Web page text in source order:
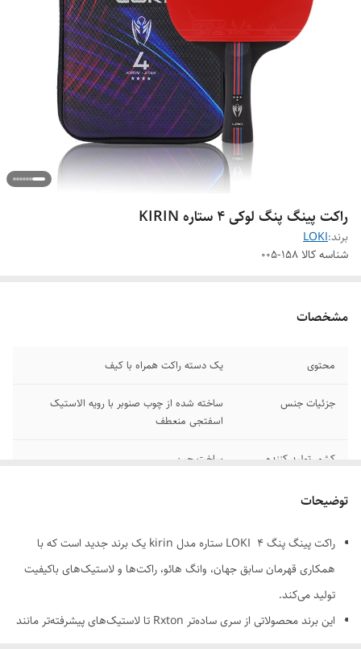
راکت پینگ پنگ لوکی ۴ ستاره KIRIN
برند:LOKI
شناسه کالا 158-005
مشخصات
محتوی یک دسته راکت همراه با کیف
جزئیات جنس
ساخته شده از چوب صنوبر با رویه الاستیک
اسفتجی منعطف
کشور تولید کننده ساخت چین
وزن
رنگ یه رویه مشکی ، یه رویه قرمز
توضیحات
راکت پینگ پنگ LOKI ۴ ستاره مدل kirin یک برند جدید است که با
همکاری قهرمان سابق جهان، وانگ هائو، راکت‌ها و لاستیک‌های باکیفیت
تولید می‌کند.
این برند محصولاتی از سری ساده‌تر Rxton تا لاستیک‌های پیشرفته‌تر مانند